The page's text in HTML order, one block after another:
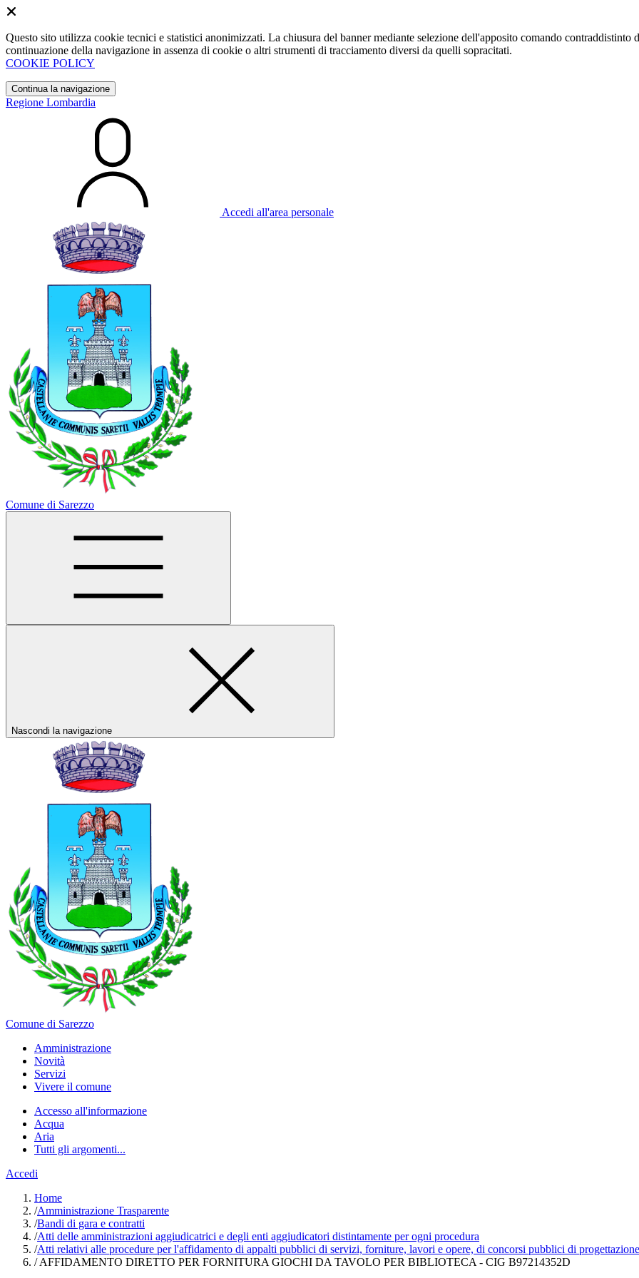
Questo sito utilizza cookie tecnici e statistici anonimizzati. La chiusura del banner mediante selezione dell'apposito comando
continuazione della navigazione in assenza di cookie o altri strumenti di tracciamento diversi da quelli sopracitati.
COOKIE POLICY
Continua la navigazione
Regione Lombardia
Accedi all'area personale
Comune di Sarezzo
Nascondi la navigazione
Comune di Sarezzo
Amministrazione
Novità
Servizi
Vivere il comune
Accesso all'informazione
Acqua
Aria
Tutti gli argomenti...
Accedi
Home
/Amministrazione Trasparente
/Bandi di gara e contratti
/Atti delle amministrazioni aggiudicatrici e degli enti aggiudicatori distintamente per ogni procedura
/Atti relativi alle procedure per l'affidamento di appalti pubblici di servizi, forniture, lavori e opere, di concorsi pubblici di
/AFFIDAMENTO DIRETTO PER FORNITURA GIOCHI DA TAVOLO PER BIBLIOTECA - CIG B97214352D